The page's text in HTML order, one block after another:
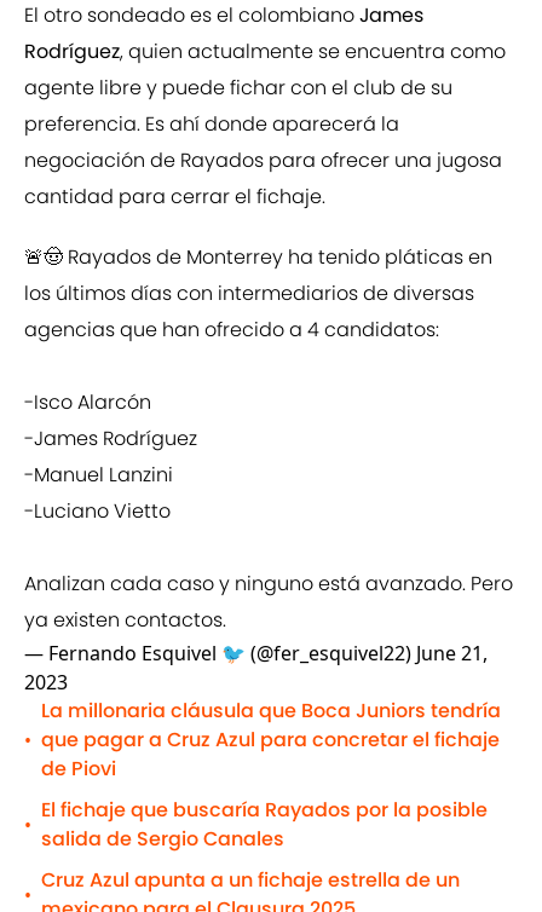
El otro sondeado es el colombianoJames
Rodríguez, quien actualmente se encuentra como
agente libre y puede fichar con el club de su
preferencia. Es ahí donde aparecerá la
negociación de Rayados para ofrecer una jugosa
cantidad para cerrar el fichaje.
🚨🤠 Rayados de Monterrey ha tenido pláticas en
los últimos días con intermediarios de diversas
agencias que han ofrecido a 4 candidatos:
-Isco Alarcón
-James Rodríguez
-Manuel Lanzini
-Luciano Vietto
Analizan cada caso y ninguno está avanzado. Pero
ya existen contactos.
— Fernando Esquivel 🐦 (@fer_esquivel22) June 21,
2023
•
La millonaria cláusula que Boca Juniors tendría
que pagar a Cruz Azul para concretar el fichaje
de Piovi
•
El fichaje que buscaría Rayados por la posible
salida de Sergio Canales
•
Cruz Azul apunta a un fichaje estrella de un